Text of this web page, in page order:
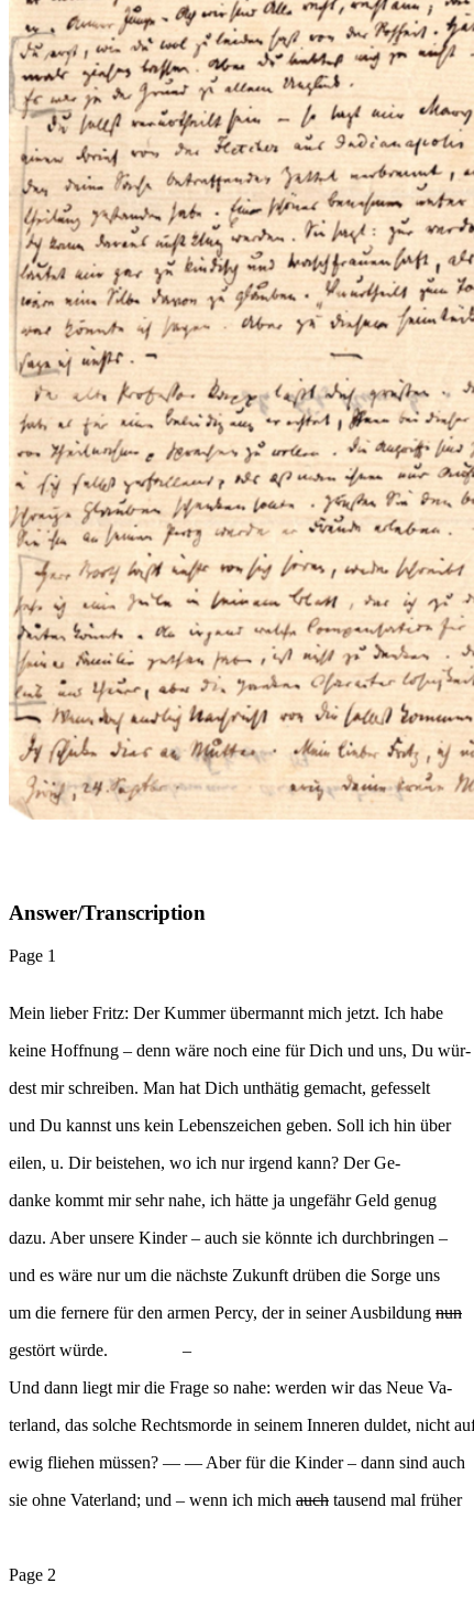
Answer/Transcription
Page 1
Mein lieber Fritz: Der Kummer übermannt mich jetzt. Ich habe
keine Hoffnung – denn wäre noch eine für Dich und uns, Du wür-
dest mir schreiben. Man hat Dich unthätig gemacht, gefesselt
und Du kannst uns kein Lebenszeichen geben. Soll ich hin über
eilen, u. Dir beistehen, wo ich nur irgend kann? Der Ge-
danke kommt mir sehr nahe, ich hätte ja ungefähr Geld genug
dazu. Aber unsere Kinder – auch sie könnte ich durchbringen –
und es wäre nur um die nächste Zukunft drüben die Sorge uns
um die fernere für den armen Percy, der in seiner Ausbildung nun
gestört würde. –
Und dann liegt mir die Frage so nahe: werden wir das Neue Va-
terland, das solche Rechtsmorde in seinem Inneren duldet, nicht
ewig fliehen müssen? — — Aber für die Kinder – dann sind auch
sie ohne Vaterland; und – wenn ich mich auch tausend mal früher
Page 2